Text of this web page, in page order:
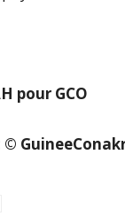
pour GCO
©